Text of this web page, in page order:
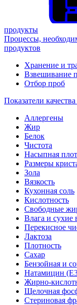
продукты
Процессы,
продуктов
Хранение и
Взвешивание
Отбор проб
Показатели
Аллергены
Жир
Белок
Чистота
Насыпная
Размеры
Зола
Вязкость
Кухонная соль
Кислотность
Свободные
Влага и сухие
Перекисное
Лактоза
Плотность
Сахар
Бензойная и
Натамицин
Жирно-
Щелочная
Стериновая